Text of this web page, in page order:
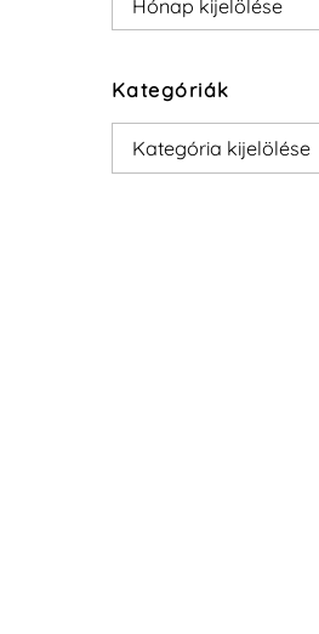
Kategóriák
Kategóriák